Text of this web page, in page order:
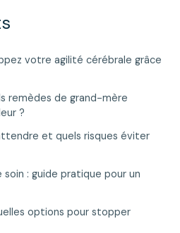
votre agilité cérébrale grâce
remèdes de grand-mère
?
et quels risques éviter
: guide pratique pour un
options pour stopper